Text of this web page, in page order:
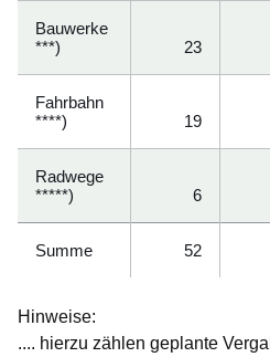
Bauwerke
***)
23
Fahrbahn
****)
19
Radwege
*****)
6
Summe 52
Hinweise:
.... hierzu zählen geplante